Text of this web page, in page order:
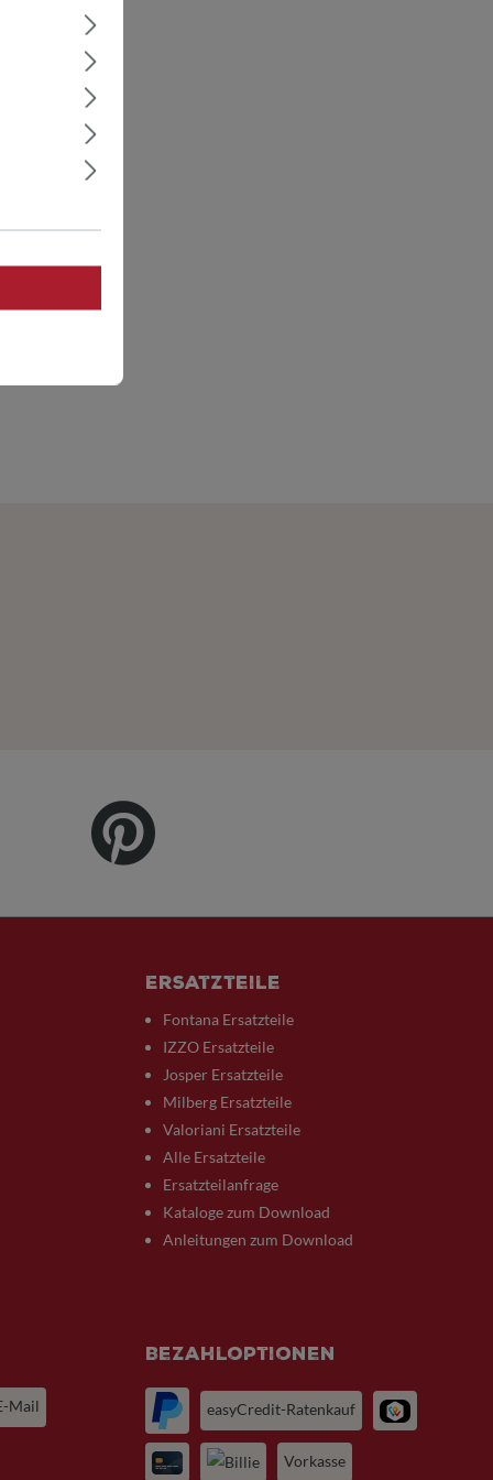
Ersatzteile
Fontana Ersatzteile
IZZO Ersatzteile
Josper Ersatzteile
Milberg Ersatzteile
Valoriani Ersatzteile
Alle Ersatzteile
Ersatzteilanfrage
Kataloge zum Download
Anleitungen zum Download
Mail
Bezahloptionen
easyCredit-Ratenkauf
Vorkasse